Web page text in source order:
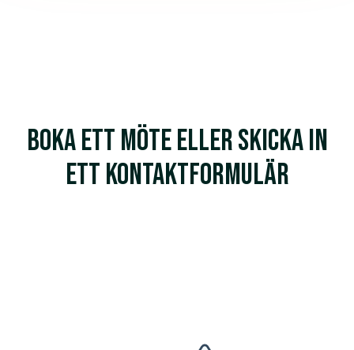
boka ett möte eller skicka in
ett kontaktformulär